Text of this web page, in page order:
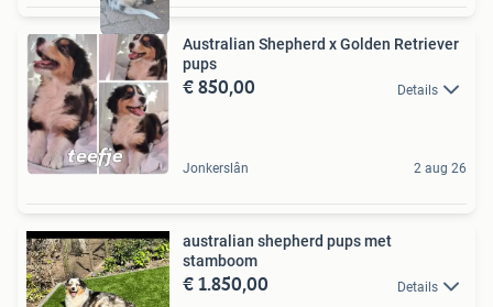
Australian Shepherd x Golden Retriever
pups
€ 850,00 Details
Jonkerslân 2 aug 26
australian shepherd pups met
stamboom
€ 1.850,00 Details